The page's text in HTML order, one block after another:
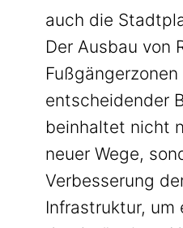
auch die
Der Ausbau von
entscheidender
beinhaltet nicht
neuer Wege,
Verbesserung
Infrastruktur, um